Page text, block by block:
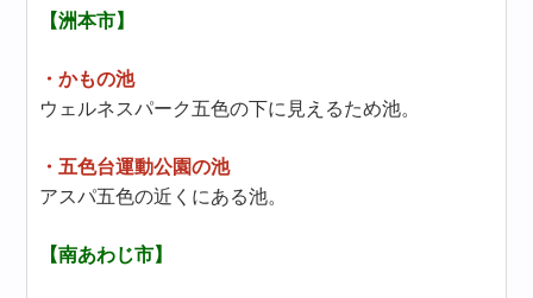
【洲本市】
・かもの池
ウェルネスパーク五色の下に見えるため池。
・五色台運動公園の池
アスパ五色の近くにある池。
【南あわじ市】